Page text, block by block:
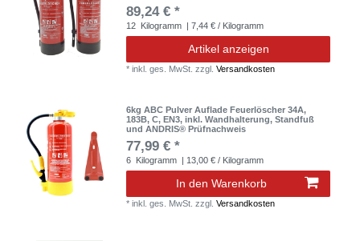
89,24 € *
12 Kilogramm | 7,44 € / Kilogramm
Artikel anzeigen
*inkl. ges. MwSt. zzgl.Versandkosten
6kg ABC Pulver Auflade Feuerlöscher 34A,
183B, C, EN3, inkl. Wandhalterung, Standfuß
und ANDRIS® Prüfnachweis
77,99 € *
6 Kilogramm | 13,00 € / Kilogramm
In den Warenkorb
*inkl. ges. MwSt. zzgl.Versandkosten